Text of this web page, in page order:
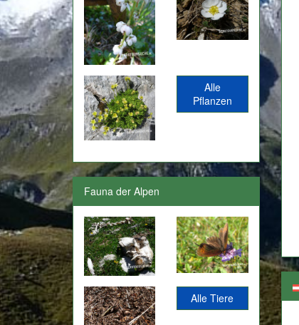
Alle
Pflanzen
Fauna der Alpen
Alle Tiere